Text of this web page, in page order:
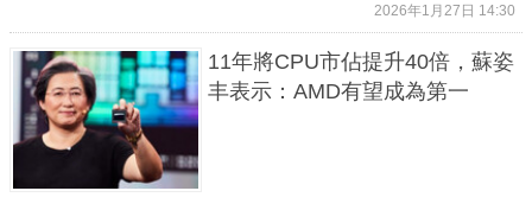
2026年1月27日 14:30
11年將CPU市佔提升40倍，蘇姿
丰表示：AMD有望成為第一